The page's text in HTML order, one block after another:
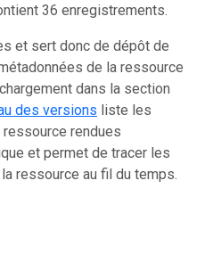
36 enregistrements.
et sert donc de dépôt de
de la ressource
dans la section
des versions liste les
rendues
et permet de tracer les
ressource au fil du temps.